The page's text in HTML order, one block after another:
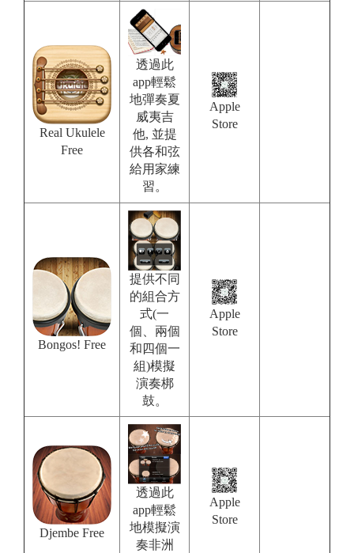
Real Ukulele
Free
透過此
app輕鬆
地彈奏夏
威夷吉
他, 並提
供各和弦
給用家練
習。
Apple
Store
Bongos! Free
提供不同
的組合方
式(一
個、兩個
和四個一
組)模擬
演奏梆
鼓。
Apple
Store
Djembe Free
透過此
app輕鬆
地模擬演
奏非洲
Apple
Store